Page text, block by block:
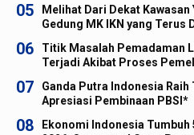
05
Melihat Dari Dekat
Gedung MK IKN yang Terus
06
Titik Masalah Pemadaman
Terjadi Akibat Proses
07
Ganda Putra Indonesia Raih
Apresiasi Pembinaan PBSI*
08
Ekonomi Indonesia Tumbuh